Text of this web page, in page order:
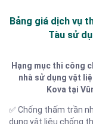
Bảng giá dịch vụ
Tàu sử
Hạng mục thi công
nhà sử dụng vật
Kova tại
✅ Chống thấm trần
dụng vật liệu chống